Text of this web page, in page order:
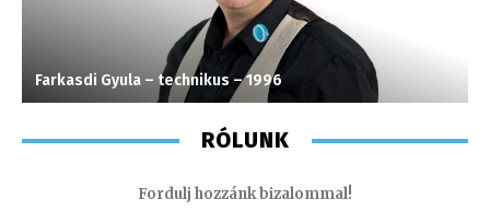
Farkasdi Gyula – technikus – 1996
RÓLUNK
Fordulj hozzánk bizalommal!